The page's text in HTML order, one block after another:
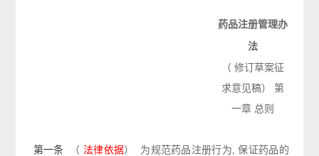
药品注册管理办
法
（ 修订草案征
求意见稿）
第
一章 总则
第一条 （ 法律依据） 为规范药品注册行为,保证药品的